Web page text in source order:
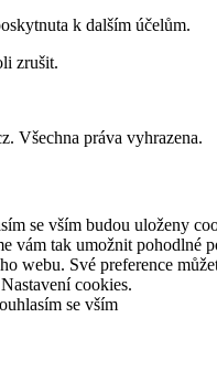
k dalším účelům.
zrušit.
Všechna práva vyhrazena.
se vším budou uloženy
vám tak umožnit pohodlné
webu. Své preference
cookies.
se vším